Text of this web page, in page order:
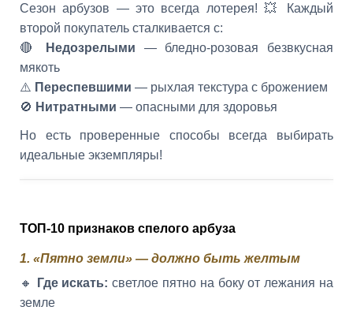
Сезон арбузов — это всегда лотерея! 💥 Каждый
второй покупатель сталкивается с:
🔴
Недозрелыми — бледно-розовая безвкусная
мякоть
⚠️ Переспевшими — рыхлая текстура с брожением
🚫 Нитратными — опасными для здоровья
Но есть проверенные способы всегда выбирать
идеальные экземпляры!
ТОП-10 признаков спелого арбуза
1. «Пятно земли» — должно быть желтым
🔸
Где искать: светлое пятно на боку от лежания на
земле